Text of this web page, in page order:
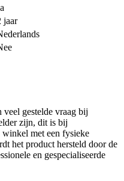
jaar
veel gestelde vraag bij
zijn, dit is bij
met een fysieke
het product hersteld door de
en gespecialiseerde